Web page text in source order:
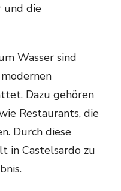
und die
Wasser sind
Dazu gehören
Restaurants, die
Durch diese
in Castelsardo zu